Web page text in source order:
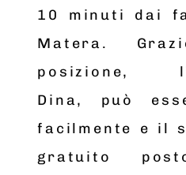
10 minuti dai
Matera.
posizione,
Dina, può
facilmente e il
gratuito